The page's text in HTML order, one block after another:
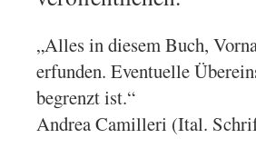
„Alles in diesem Buch,
erfunden. Eventuelle
begrenzt ist.“
Andrea Camilleri (Ital.